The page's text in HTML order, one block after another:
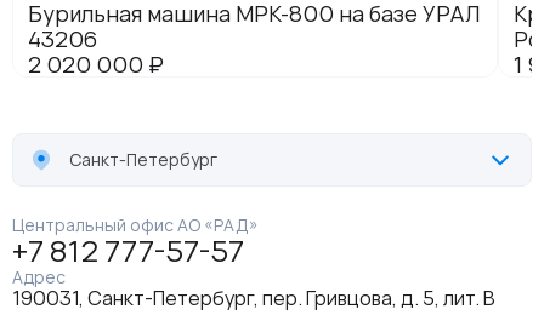
Санкт-Петербург
Центральный офис АО «РАД»
+7 812 777-57-57
Адрес
190031, Санкт-Петербург, пер. Гривцова, д. 5, лит. В